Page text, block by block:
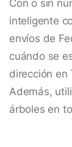
Con o sin
inteligente
envíos de
cuándo se
dirección en
Además,
árboles en